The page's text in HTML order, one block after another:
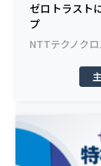
ゼロトラスト
プ
NTTテクノク